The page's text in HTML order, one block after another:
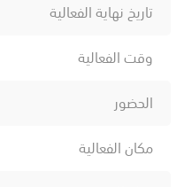
تاريخ نهاية الفعالية
وقت الفعالية
الحضور
مكان الفعالية